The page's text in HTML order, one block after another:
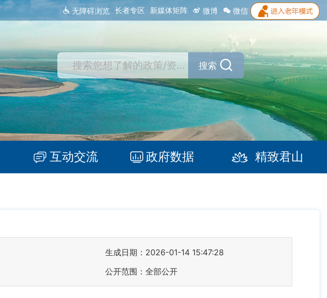
无障碍浏览 长者专区 新媒体矩阵 微博 微信
搜索
互动交流 政府数据 精致君山
生成日期：2026-01-14 15:47:28
公开范围：全部公开